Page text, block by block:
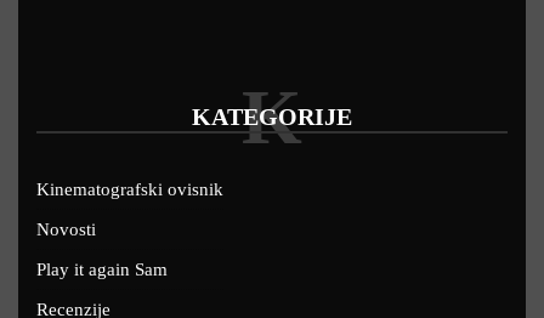
KATEGORIJE
K
Kinematografski ovisnik
Novosti
Play it again Sam
Recenzije